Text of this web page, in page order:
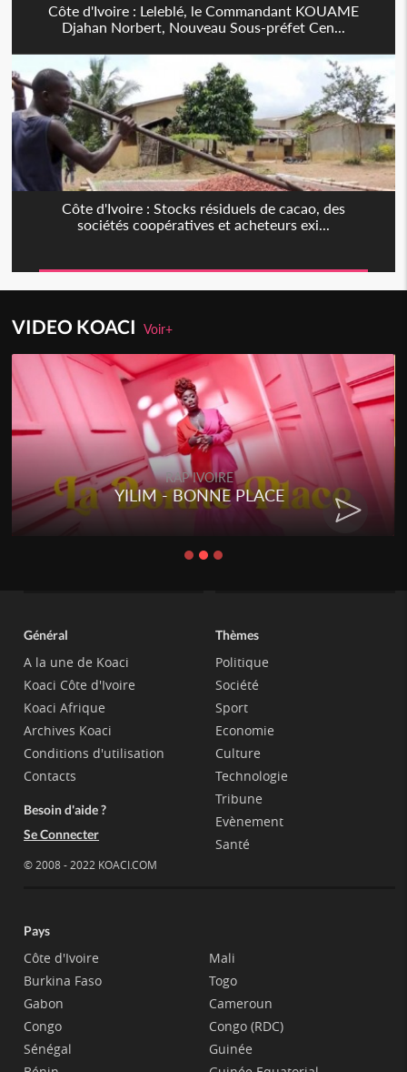
Côte d'Ivoire : Leleblé, le Commandant KOUAME
Djahan Norbert, Nouveau Sous-préfet Cen...
Côte d'Ivoire : Stocks résiduels de cacao, des
sociétés coopératives et acheteurs exi...
VIDEO KOACIVoir+
RAP IVOIRE
YILIM - BONNE PLACE
Général
A la une de Koaci
Koaci Côte d'Ivoire
Koaci Afrique
Archives Koaci
Conditions d'utilisation
Contacts
Besoin d'aide ?
Se Connecter
© 2008 - 2022 KOACI.COM
Thèmes
Politique
Société
Sport
Economie
Culture
Technologie
Tribune
Evènement
Santé
Pays
Côte d'Ivoire
Burkina Faso
Gabon
Congo
Sénégal
Mali
Togo
Cameroun
Congo (RDC)
Guinée